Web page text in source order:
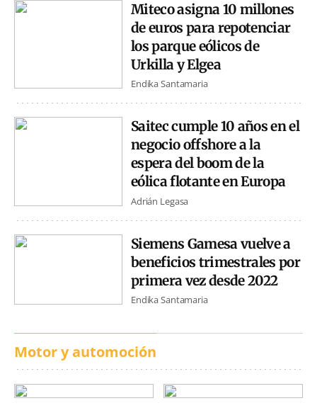
Miteco asigna 10 millones
de euros para repotenciar
los parque eólicos de
Urkilla y Elgea
Endika Santamaria
Saitec cumple 10 años en el
negocio offshore a la
espera del boom de la
eólica flotante en Europa
Adrián Legasa
Siemens Gamesa vuelve a
beneficios trimestrales por
primera vez desde 2022
Endika Santamaria
Motor y automoción